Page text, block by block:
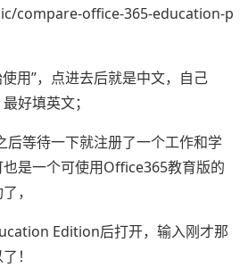
compare-office-365-education-p
用”，点进去后就是中文，自己
好填英文；
后等待一下就注册了一个工作和学
是一个可使用Office365教育版的
，
Edition后打开，输入刚才那
！